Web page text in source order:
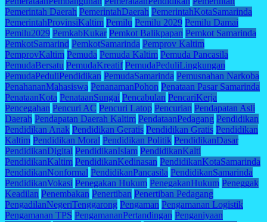
Pemerintah Daerah PemerintahDaerah PemerintahKotaSamarinda
PemerintahProvinsiKaltim Pemilu Pemilu 2029 Pemilu Damai
Pemilu2029 PemkabKukar Pemkot Balikpapan Pemkot Samarinda
PemkotSamarind PemkotSamarinda Pemprov Kaltim
PemprovKaltim Pemuda Pemuda Kaltim Pemuda Pancasila
PemudaBersatu PemudaKreatif PemudaPeduliLingkungan
PemudaPeduliPendidikan PemudaSamarinda Pemusnahan Narkoba
PenahananMahasiswa PenanamanPohon Penataan Pasar Samarinda
PenataanKota PenataanSungai Pencabulan PencariKerja
Pencegahan Pencuri AC Pencuri Latop Pencurian Pendapatan Asli
Daerah Pendapatan Daerah Kaltim PendataanPedagang Pendidikan
Pendidikan Anak Pendidikan Geratis Pendidikan Gratis Pendidikan
Kaltim Pendidikan Moral Pendidikan Politik PendidikanDasar
PendidikanDigital PendidikanIslam PendidikanKalti
PendidikanKaltim PendidikanKedinasan PendidikanKotaSamarinda
PendidikanNonformal PendidikanPancasila PendidikanSamarinda
PendidikanVokasi Penegakan Hukum PenegakanHukum Peneggak
Keadilan Penembakan Penertiban Penertiban Pedagang
PengadilanNegeriTenggarong Pengaman Pengamanan Logistik
Pengamanan TPS PengamananPertandingan Penganiyaan